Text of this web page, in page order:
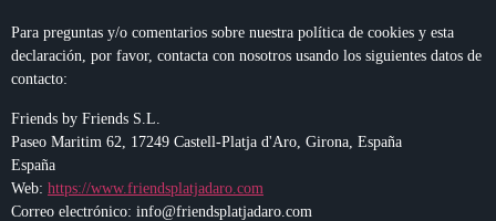
Para preguntas y/o comentarios sobre nuestra política de cookies y esta
declaración, por favor, contacta con nosotros usando los siguientes datos de
contacto:
Friends by Friends S.L.
Paseo Maritim 62, 17249 Castell-Platja d'Aro, Girona, España
España
Web: https://www.friendsplatjadaro.com
Correo electrónico: info@friendsplatjadaro.com